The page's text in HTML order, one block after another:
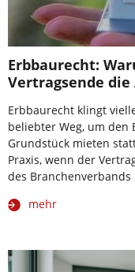
Erbbaurecht:
Vertragsende
Erbbaurecht klingt
beliebter Weg, um den
Grundstück mieten
Praxis, wenn der
des
mehr